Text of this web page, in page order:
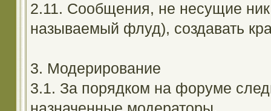
2.11. Сообщения, не несущие
называемый флуд), создавать
3. Модерирование
3.1. За порядком на форуме